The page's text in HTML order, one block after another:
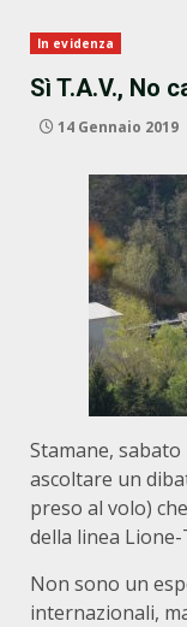
In evidenza
Sì T.A.V., No
14 Gennaio 2019
Stamane,
ascoltare un
preso al volo)
della linea Lione-
Non sono un
internazionali,